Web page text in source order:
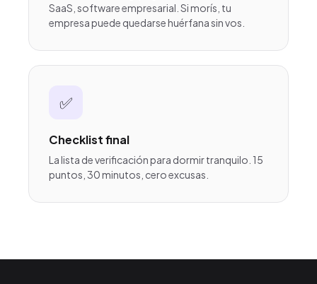
SaaS, software empresarial. Si morís, tu
empresa puede quedarse huérfana sin vos.
✅
Checklist final
La lista de verificación para dormir tranquilo. 15
puntos, 30 minutos, cero excusas.